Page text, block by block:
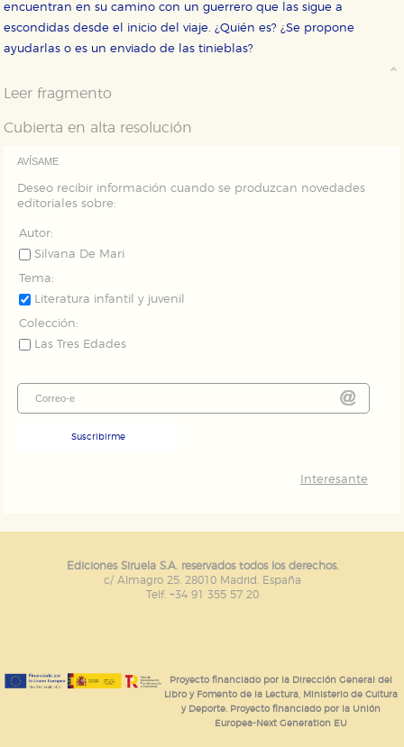
encuentran en su camino con un guerrero que las sigue a
escondidas desde el inicio del viaje. ¿Quién es? ¿Se propone
ayudarlas o es un enviado de las tinieblas?
Leer fragmento
Cubierta en alta resolución
AVÍSAME
Deseo recibir información cuando se produzcan novedades
editoriales sobre:
Autor:
Silvana De Mari
Tema:
Literatura infantil y juvenil
Colección:
Las Tres Edades
Suscribirme
Interesante
Ediciones Siruela S.A. reservados todos los derechos.
c/ Almagro 25. 28010 Madrid. España
Telf. +34 91 355 57 20
Proyecto financiado por la Dirección General del
Libro y Fomento de la Lectura, Ministerio de Cultura
y Deporte. Proyecto financiado por la Unión
Europea-Next Generation EU
Estas cookies son gestionadas por nuestros socios
publicitarios y se utilizan para mostrar publicidad
que se basan en la identificación única de su
GUARDAR CONFIGURACIÓN
Puede consultar nuestra